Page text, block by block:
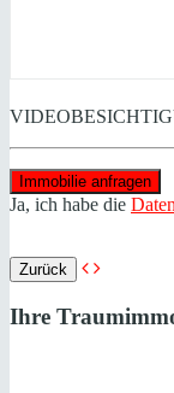
Ja, ich habe die
Zurück
Ihre